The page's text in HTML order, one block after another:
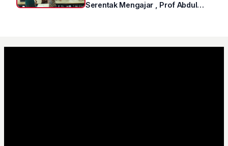
Serentak Mengajar , Prof Abdul